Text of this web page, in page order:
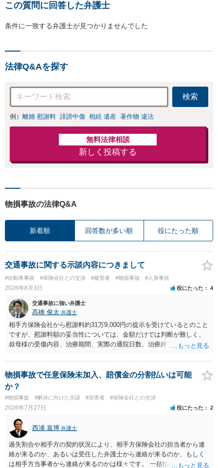
この質問に回答した弁護士
条件に一致する弁護士が見つかりませんでした
法律Q&Aを探す
検索
例） 離婚 慰謝料 誹謗中傷 相続 遺産 著作物 違法
無料法律相談
新しく投稿する
物損事故の法律Q&A
新着順 回答数が多い順 役にたった順
交通事故に関する示談内容につきまして
#自動車事故 #保険会社との交渉 #被害者 #物損事故 #人身事故
2026年8月3日 役にたった 4
交通事故に強い弁護士
髙橋 俊太 弁護士
相手方保険会社から慰謝料約31万9,000円の提示を受けているとのこと
ですが、慰謝料額の妥当性については、金額だけでは判断が難しく、
叔母様の受傷内容、治療期間、実際の通院日数、治療終了の経緯、後
確認する必要があります。保険会社から提示される慰謝料額について
は、弁護士が介入することにより増額を検討できる場合がありますの
で、以下の資料・情報を準備した上で、弁護士に個別に相談すること
をお勧めいたします。 ・相手方保険会社から届いている示談金額の提
示書類 ・叔母様の診断名、けがの内容 ・治療開始日及び治療終了日
・入院の有無、通院回数 ・現在も症状が残っているか ・叔母様ご本人
やご家族等が加入している保険に、今回の事故で利用できる弁護士費
用特約が付帯しているか なお、被害者は叔母様ご本人となりますの
で、弁護士が受任する場合には、叔母様ご本人の依頼意思等を確認す
る必要があります。日本語での十分な意思疎通が難しいとのことです
ので、そのあたりのご事情も踏まえて、依頼意思の確認方法等を検討
物損事故で任意保険未加入、賠償金の分割払いは可能
か？
#物損事故 #解決に向けた示談 #加害者 #保険会社との交渉
2026年7月27日 役にたった 2
西浦 嘉博 弁護士
過失割合や相手方の契約状況により、相手方保険会社の担当者から連
絡が来るのか、あるいは受任した弁護士から連絡が来るのか、もしく
は相手方当事者から連絡が来るのかは様々です。 一括払いや分割払い